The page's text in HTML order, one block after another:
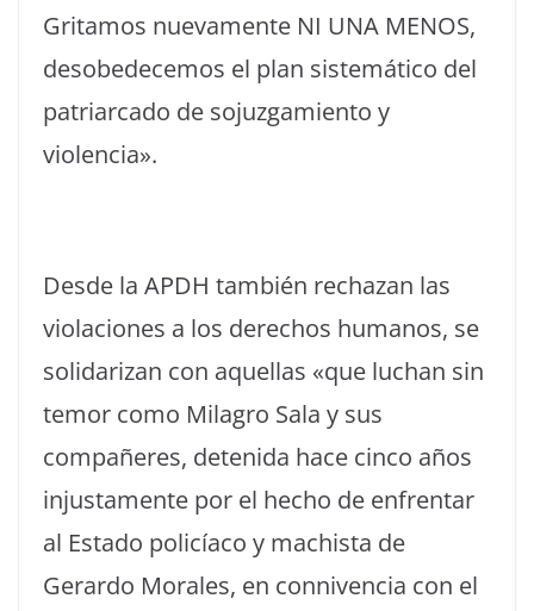
Gritamos nuevamente NI UNA MENOS,
desobedecemos el plan sistemático del
patriarcado de sojuzgamiento y
violencia».
Desde la APDH también rechazan las
violaciones a los derechos humanos, se
solidarizan con aquellas «que luchan sin
temor como Milagro Sala y sus
compañeres, detenida hace cinco años
injustamente por el hecho de enfrentar
al Estado policíaco y machista de
Gerardo Morales, en connivencia con el